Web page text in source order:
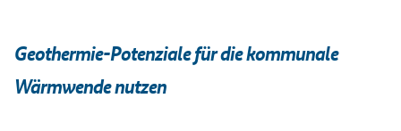
Geothermie-Potenziale für die kommunale
Wärmwende nutzen